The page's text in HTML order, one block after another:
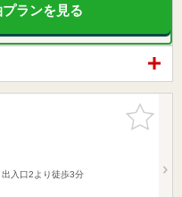
ランを見る
お気に入
りに追加
入口2より徒歩3分